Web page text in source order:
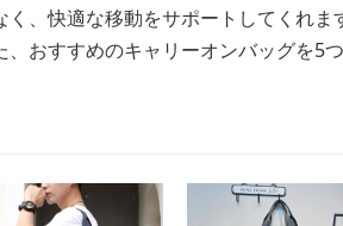
、快適な移動をサポートしてくれま
おすすめのキャリーオンバッグを5つ